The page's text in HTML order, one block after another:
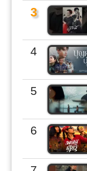
3
4
5
6